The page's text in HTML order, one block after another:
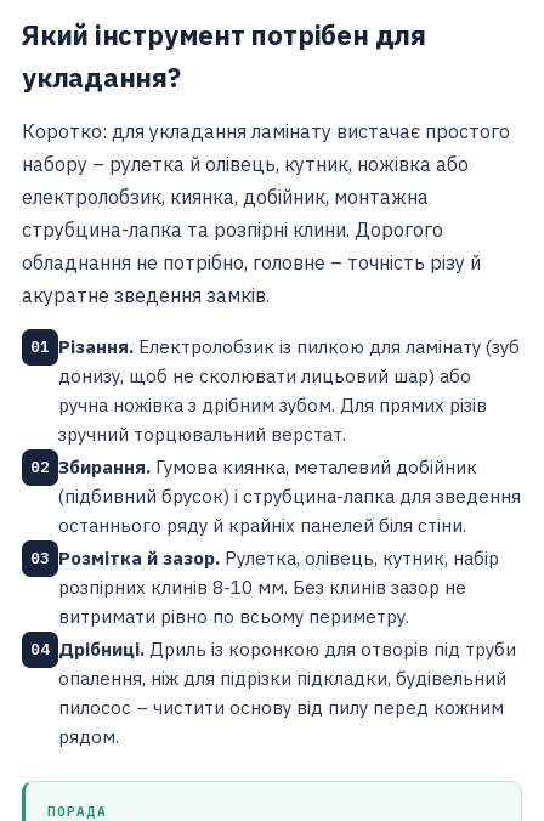
Який інструмент потрібен для
укладання?
Коротко: для укладання ламінату вистачає простого
набору – рулетка й олівець, кутник, ножівка або
електролобзик, киянка, добійник, монтажна
струбцина-лапка та розпірні клини. Дорогого
обладнання не потрібно, головне – точність різу й
акуратне зведення замків.
01 Різання. Електролобзик із пилкою для ламінату (зуб
донизу, щоб не сколювати лицьовий шар) або
ручна ножівка з дрібним зубом. Для прямих різів
зручний торцювальний верстат.
02 Збирання. Гумова киянка, металевий добійник
(підбивний брусок) і струбцина-лапка для зведення
останнього ряду й крайніх панелей біля стіни.
03 Розмітка й зазор. Рулетка, олівець, кутник, набір
розпірних клинів 8-10 мм. Без клинів зазор не
витримати рівно по всьому периметру.
04 Дрібниці. Дриль із коронкою для отворів під труби
опалення, ніж для підрізки підкладки, будівельний
пилосос – чистити основу від пилу перед кожним
рядом.
ПОРАДА